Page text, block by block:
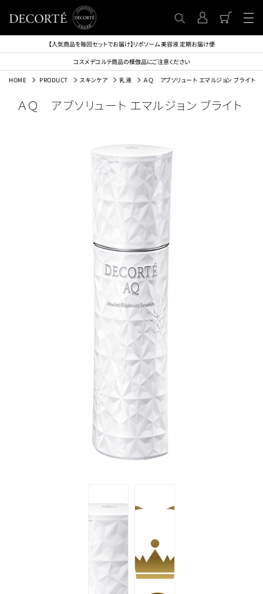
【人気商品を毎回セットでお届け】リポソーム 美容液 定期お届け便
コスメデコルテ商品の模倣品にご注意ください
HOME PRODUCT スキンケア 乳液 ＡＱ アブソリュート エマルジョン ブライト
ＡＱ アブソリュート エマルジョン ブライト